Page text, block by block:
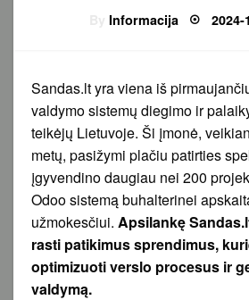
Informacija
on
2024-
Sandas.lt yra viena iš
valdymo sistemų diegimo ir
teikėjų Lietuvoje. Ši įmonė,
metų, pasižymi plačiu patirties
įgyvendino daugiau nei 200
Odoo sistemą buhalterinei
užmokesčiui. Apsilankę
rasti patikimus sprendimus,
optimizuoti verslo procesus ir
valdymą.